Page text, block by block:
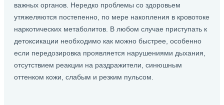
важных органов. Нередко проблемы со здоровьем
утяжеляются постепенно, по мере накопления в кровотоке
наркотических метаболитов. В любом случае приступать к
детоксикации необходимо как можно быстрее, особенно
если передозировка проявляется нарушениями дыхания,
отсутствием реакции на раздражители, синюшным
оттенком кожи, слабым и резким пульсом.